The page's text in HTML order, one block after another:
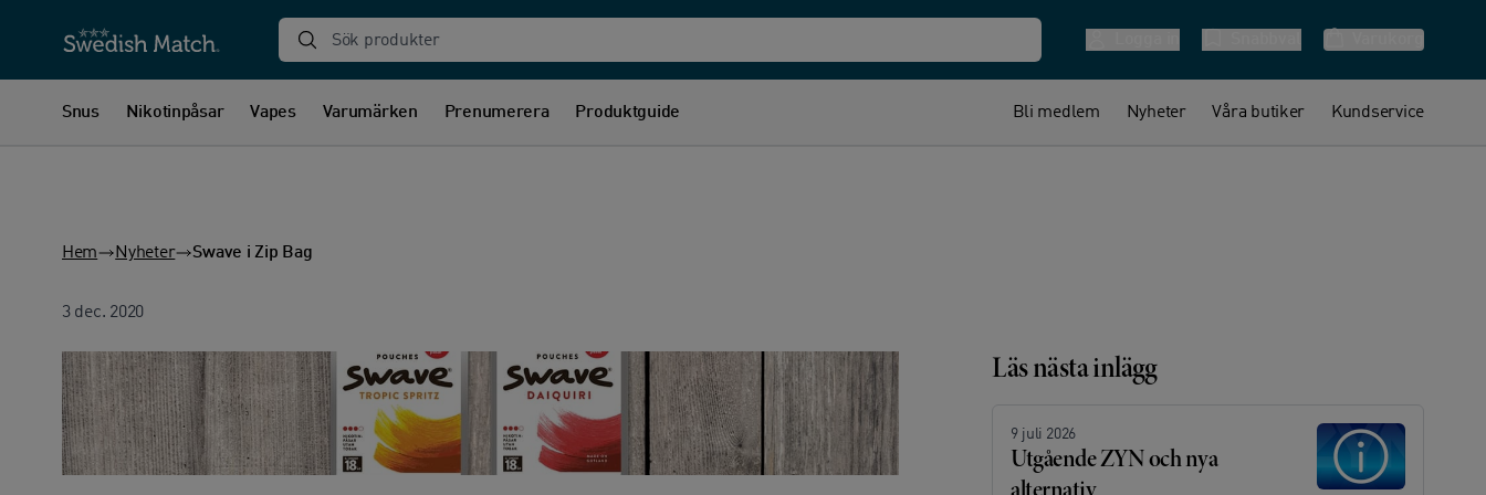
Sök produkter
Snus Nikotinpåsar Vapes Varumärken Prenumerera Produktguide Bli medlem Nyheter Våra butiker Kundservice
Hem Nyheter Swave i Zip Bag
3 dec. 2020
Läs nästa inlägg
9 juli 2026
Utgående ZYN och nya